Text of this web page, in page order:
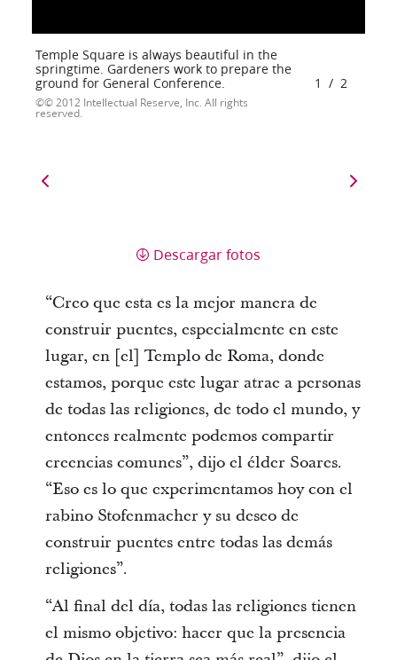
Temple Square is always beautiful in the
springtime. Gardeners work to prepare the
ground for General Conference.
© 2012 Intellectual Reserve, Inc. All rights
reserved.
1 / 2
Descargar fotos
“Creo que esta es la mejor manera de
construir puentes, especialmente en este
lugar, en [el] Templo de Roma, donde
estamos, porque este lugar atrae a personas
de todas las religiones, de todo el mundo, y
entonces realmente podemos compartir
creencias comunes”, dijo el élder Soares.
“Eso es lo que experimentamos hoy con el
rabino Stofenmacher y su deseo de
construir puentes entre todas las demás
religiones”.
“Al final del día, todas las religiones tienen
el mismo objetivo: hacer que la presencia